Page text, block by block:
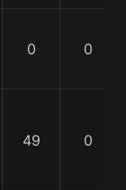
0 0
49 0